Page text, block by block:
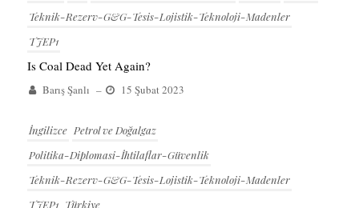
Teknik-Rezerv-G&G-Tesis-Lojistik-Teknoloji-Madenler
TJEP1
Is Coal Dead Yet Again?
Barış Şanlı – 15 Şubat 2023
İngilizce Petrol ve Doğalgaz
Politika-Diplomasi-İhtilaflar-Güvenlik
Teknik-Rezerv-G&G-Tesis-Lojistik-Teknoloji-Madenler
TJEP1 Türkiye